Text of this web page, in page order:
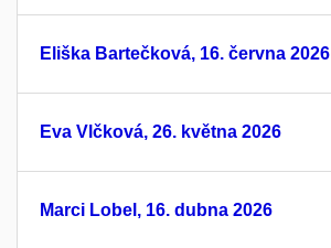
Eliška Bartečková, 16. června 2026
Eva Vlčková, 26. května 2026
Marci Lobel, 16. dubna 2026